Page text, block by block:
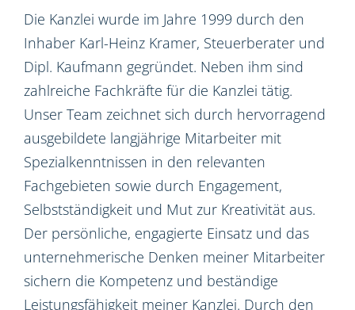
Die Kanzlei wurde im Jahre 1999 durch den
Inhaber Karl-Heinz Kramer, Steuerberater und
Dipl. Kaufmann gegründet. Neben ihm sind
zahlreiche Fachkräfte für die Kanzlei tätig.
Unser Team zeichnet sich durch hervorragend
ausgebildete langjährige Mitarbeiter mit
Spezialkenntnissen in den relevanten
Fachgebieten sowie durch Engagement,
Selbstständigkeit und Mut zur Kreativität aus.
Der persönliche, engagierte Einsatz und das
unternehmerische Denken meiner Mitarbeiter
sichern die Kompetenz und beständige
Leistungsfähigkeit meiner Kanzlei. Durch den